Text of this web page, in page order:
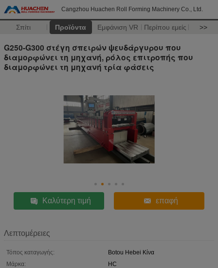
Cangzhou Huachen Roll Forming Machinery Co., Ltd.
Σπίτι Προϊόντα Εμφάνιση VR Περίπου εμείς >>
G250-G300 στέγη σπειρών ψευδάργυρου που
διαμορφώνει τη μηχανή, ρόλος επιτροπής που
διαμορφώνει τη μηχανή τρία φάσεις
Καλύτερη τιμή επαφή
Λεπτομέρειες
Τόπος καταγωγής:
Botou Hebei Κίνα
Μάρκα:
HC